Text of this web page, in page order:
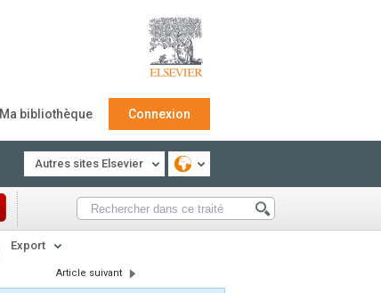
Ma bibliothèque Connexion
Autres sites Elsevier
Export
Article suivant